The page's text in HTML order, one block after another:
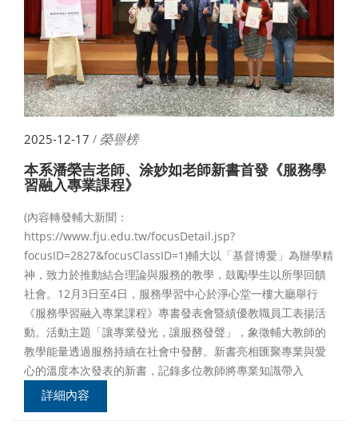
2025-12-17 / 榮譽榜
本系潘榮吉老師、涂妙如老師新書首發《服務學
習融入專業課程》
(內容轉發輔大新聞：
https://www.fju.edu.tw/focusDetail.jsp?
focusID=2827&focusClassID=1)輔大以「基督博愛」為辦學精
神，致力於推動結合理論與服務的教學，鼓勵學生以所學回饋
社會。12月3日至4日，服務學習中心於淨心堂一樓大廳舉行
《服務學習融入專業課程》專書發表會暨績優教職員工表揚活
動。活動主題「讓專業發光，讓服務發聲」，象徵輔大教師的
教學能量透過服務持續在社會中發酵。新書亮相匯聚專業與愛
心的溫度本次發表的新書，記錄多位教師將專業知識帶入
詳細內容